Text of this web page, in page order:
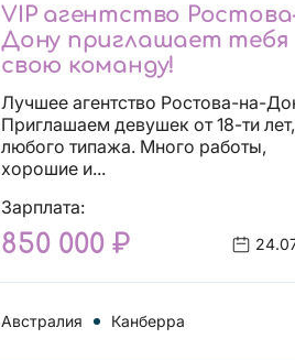
VIP агентство
Дону приглашает тебя
свою команду!
Лучшее агентство Ростова-на-
Приглашаем девушек от 18-ти лет,
любого типажа. Много работы,
хорошие и...
Зарплата:
850 000 ₽
Австралия Канберра